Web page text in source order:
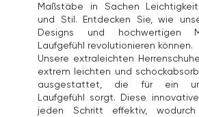
Maßstäbe in Sachen
und Stil. Entdecken Sie, wie
Designs und hochwertigen
Laufgefühl revolutionieren können.
Unsere extraleichten
extrem leichten und
ausgestattet, die für ein
Laufgefühl sorgt. Diese
jeden Schritt effektiv,